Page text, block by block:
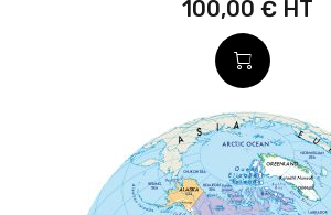
100,00 €